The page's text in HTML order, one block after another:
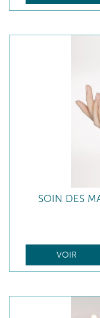
SOIN DES
VOIR